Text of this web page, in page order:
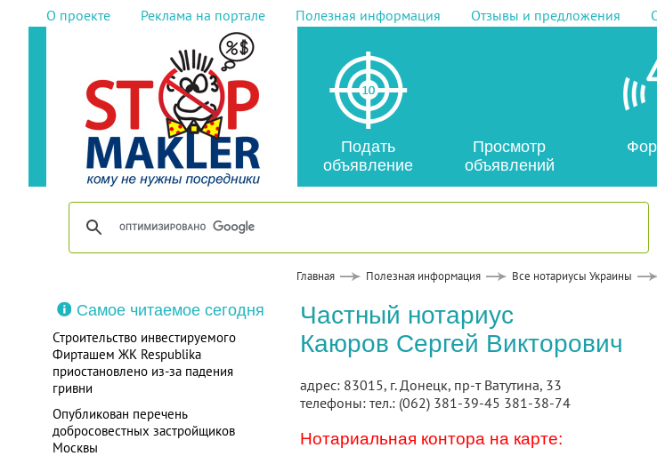
О проекте Реклама на портале Полезная информация Отзывы и предложения
Подать
объявление
Просмотр
объявлений
Главная Полезная информация Все нотариусы Украины
Самое читаемое сегодня
Строительство инвестируемого
Фирташем ЖК Respublika
приостановлено из-за падения
гривни
Опубликован перечень
добросовестных застройщиков
Москвы
Частный нотариус
Каюров Сергей Викторович
адрес: 83015, г. Донецк, пр-т Ватутина, 33
телефоны: тел.: (062) 381-39-45 381-38-74
Нотариальная контора на карте: